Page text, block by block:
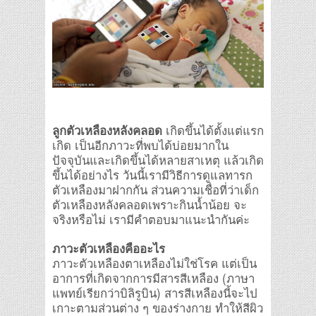
ลูกตัวเหลืองหลังคลอด เกิดขึ้นได้ตั้งแต่แรก
เกิด เป็นอีกภาวะที่พบได้บ่อยมากใน
ปัจจุบันและเกิดขึ้นได้หลายสาเหตุ แล้วเกิด
ขึ้นได้อย่างไร วันนี้เรามีวิธีการดูแลทารก
ตัวเหลืองมาฝากกัน ส่วนความเชื่อที่ว่าเด็ก
ตัวเหลืองหลังคลอดเพราะกินน้ำน้อย จะ
จริงหรือไม่ เรามีคำตอบมาแนะนำกันค่ะ
ภาวะตัวเหลืองคืออะไร
ภาวะตัวเหลืองตาเหลืองไม่ใช่โรค แต่เป็น
อาการที่เกิดจากการมีสารสีเหลือง (ภาษา
แพทย์เรียกว่าบิลิรูบิน) สารสีเหลืองนี้จะไป
เกาะตามส่วนต่าง ๆ ของร่างกาย ทำให้สีผิว